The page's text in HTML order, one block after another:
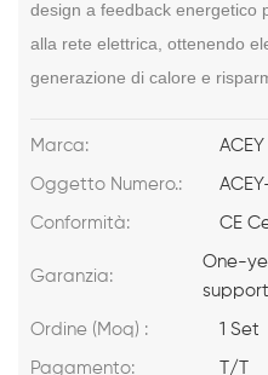
design a feedback energetico
alla rete elettrica, ottenendo
generazione di calore e
Marca: ACEY
Oggetto Numero.:
Conformità: CE
Garanzia:
One-
support
Ordine (Moq) : 1 Set
Pagamento: T/T